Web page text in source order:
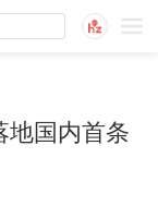
地国内首条